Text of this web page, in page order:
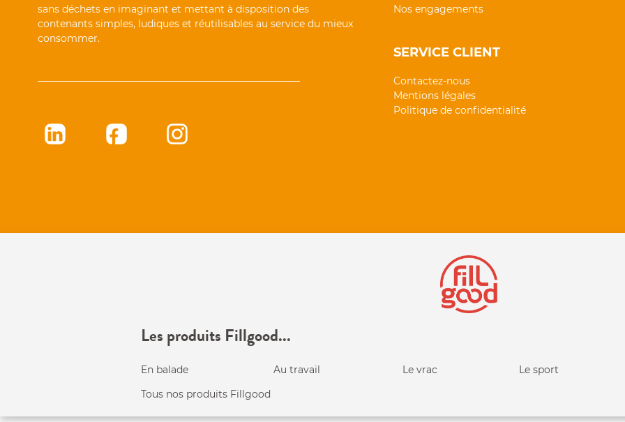
sans déchets en imaginant et mettant à disposition des
contenants simples, ludiques et réutilisables au service du mieux
consommer.
Nos engagements
SERVICE CLIENT
Contactez-nous
Mentions légales
Politique de confidentialité
Les produits Fillgood...
En balade Au travail Le vrac
Le sport
Tous nos produits Fillgood